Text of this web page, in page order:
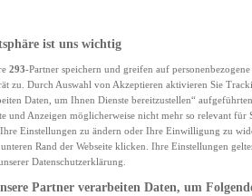
ist uns wichtig
293-Partner speichern und greifen auf
zu. Durch Auswahl von Akzeptieren aktivieren Sie
Daten, um Ihnen Dienste bereitzustellen“
und Anzeigen möglicherweise nicht mehr so relevant für
Einstellungen zu ändern oder Ihre Einwilligung zu
Rand der Webseite klicken. Ihre Einstellungen
Datenschutzerklärung.
Partner verarbeiten Daten, um